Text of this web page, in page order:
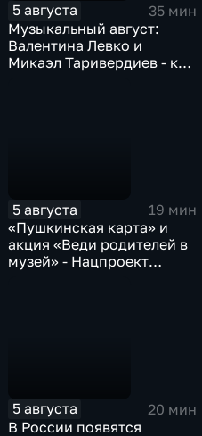
5 августа
35 мин
Музыкальный август:
Валентина Левко и
Микаэл Таривердиев - как
5 августа
19 мин
«Пушкинская карта» и
акция «Веди родителей в
музей» - Нацпроект
5 августа
20 мин
В России появятся